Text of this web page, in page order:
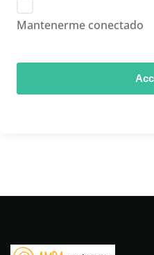
Mantenerme conectado